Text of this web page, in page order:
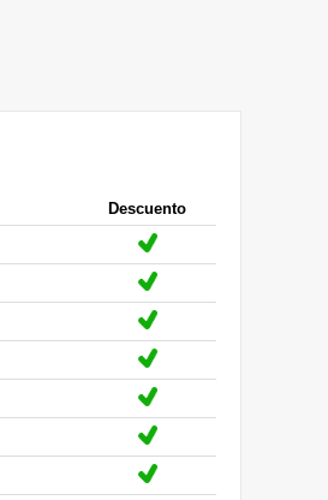
Descuento